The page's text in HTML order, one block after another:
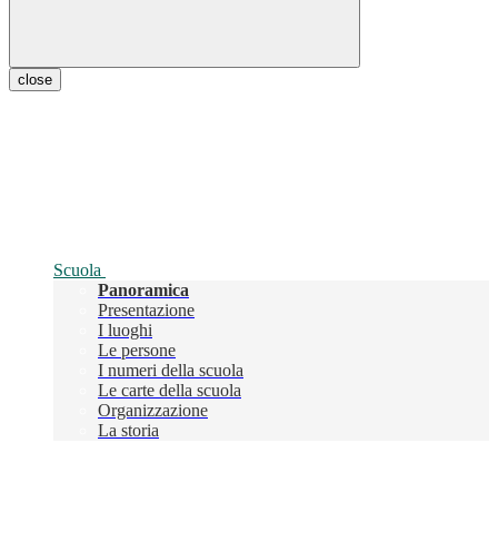
close
Scuola
Panoramica
Presentazione
I luoghi
Le persone
I numeri della scuola
Le carte della scuola
Organizzazione
La storia